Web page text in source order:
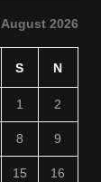
August 2026
S N
1 2
8 9
15 16